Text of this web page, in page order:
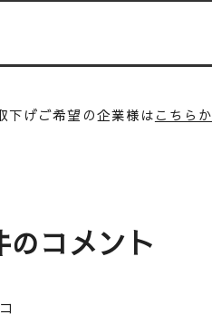
下げご希望の企業様は こちらか
のコメント